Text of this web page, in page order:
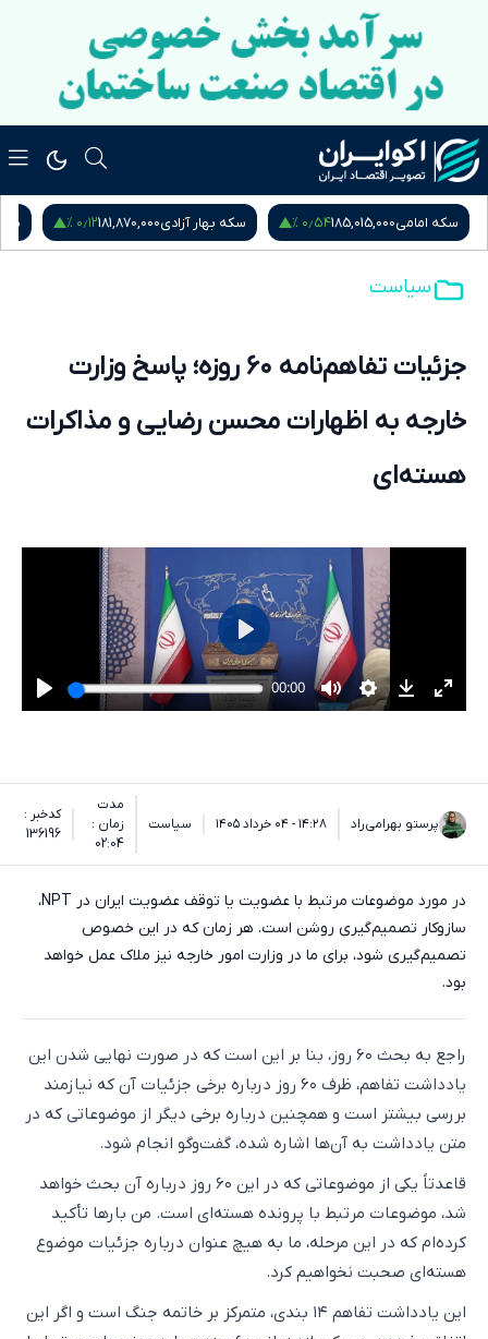
سکه بهار آزادی181,870,000۰٫۱۲ % نیم سکه95,000,000۰٫۵۳ % ربع
سیاست
جزئیات تفاهم‌نامه ۶۰ روزه؛ پاسخ وزارت
خارجه به اظهارات محسن رضایی و مذاکرات
هسته‌ای
پرستو بهرامی‌راد ۱۴:۲۸ - ۰۴ خرداد ۱۴۰۵ سیاست
مدت
زمان :
02:04
کدخبر :
136196
در مورد موضوعات مرتبط با عضویت یا توقف عضویت ایران در NPT،
سازوکار تصمیم‌گیری روشن است. هر زمان که در این خصوص
تصمیم‌گیری شود، برای ما در وزارت امور خارجه نیز ملاک عمل خواهد
بود.
راجع به بحث ۶۰ روز، بنا بر این است که در صورت نهایی شدن این
یادداشت تفاهم، ظرف ۶۰ روز درباره برخی جزئیات آن که نیازمند
بررسی بیشتر است و همچنین درباره برخی دیگر از موضوعاتی که در
متن یادداشت به آن‌ها اشاره شده، گفت‌وگو انجام شود.
قاعدتاً یکی از موضوعاتی که در این ۶۰ روز درباره آن بحث خواهد
شد، موضوعات مرتبط با پرونده هسته‌ای است. من بارها تأکید
کرده‌ام که در این مرحله، ما به هیچ عنوان درباره جزئیات موضوع
هسته‌ای صحبت نخواهیم کرد.
این یادداشت تفاهم ۱۴ بندی، متمرکز بر خاتمه جنگ است و اگر این